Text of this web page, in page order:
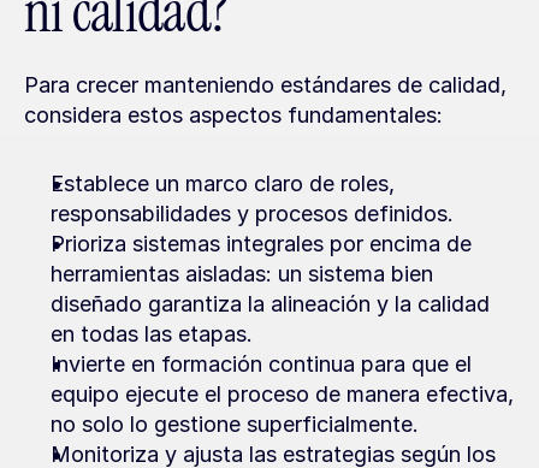
Para crecer manteniendo estándares de calidad,
considera estos aspectos fundamentales:
Establece un marco claro de roles,
responsabilidades y procesos definidos.
Prioriza sistemas integrales por encima de
herramientas aisladas: un sistema bien
diseñado garantiza la alineación y la calidad
en todas las etapas.
Invierte en formación continua para que el
equipo ejecute el proceso de manera efectiva,
no solo lo gestione superficialmente.
Monitoriza y ajusta las estrategias según los